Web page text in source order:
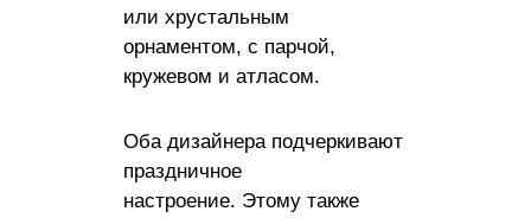
или хрустальным
орнаментом, с парчой,
кружевом и атласом.
Оба дизайнера подчеркивают
праздничное
настроение. Этому также